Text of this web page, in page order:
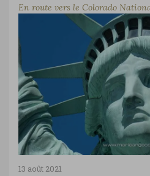
En route vers le Colorado
13 août 2021